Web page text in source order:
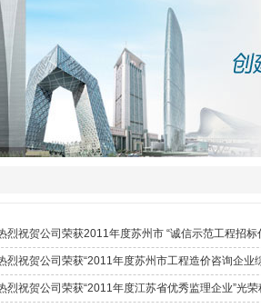
烈祝贺公司荣获2011年度苏州市 “诚信示范工程招标
烈祝贺公司荣获“2011年度苏州市工程造价咨询企业
烈祝贺公司荣获“2011年度江苏省优秀监理企业”光荣